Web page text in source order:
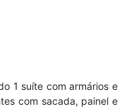
1 suíte com armários e
com sacada, painel e